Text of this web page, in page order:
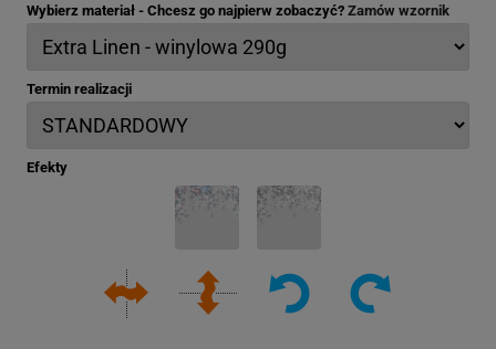
Wybierz materiał - Chcesz go najpierw zobaczyć? Zamów wzornik
Termin realizacji
Efekty